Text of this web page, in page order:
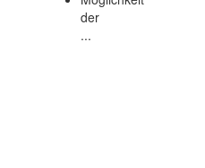
der
...